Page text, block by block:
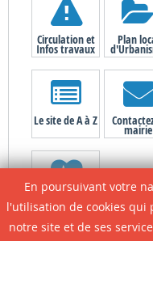
Circulation et
Infos travaux
Plan
Le site de A à Z
mairie
N° D'urgence
En poursuivant votre
l'utilisation de cookies
notre site et de ses